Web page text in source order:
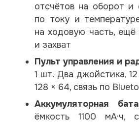
отсчётов на оборот и
по току и
на ходовую часть, ещё
и захват
Пульт управления и
1 шт. Два джойстика,
128 × 64, связь по
Аккумуляторная
ёмкость 1100 мА·ч,